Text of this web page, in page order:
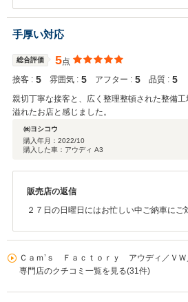
替えの相談に乗って貰いました。 予算・年式
に。 時期が、12月ということもあり、正月も
ことでしたが、1月中旬には他社さんでは、絶
も、私好みでこれ以上無い最高の車を提供し
いろなショップさんとお付き合いしてきました
ように、技術力があり・雰囲気がよく・接客力
ップさんは、日本中探しても数少ないと思い
みる価値がありますよ！ 今後ともよ
かせください。ご納車前の整備ではATFオ
りますのでその後の調子伺いもしたいと思
頂きました自動車保険のドラレコもお取付
ます。大変重宝なシステムで本当にお困り
のでご活用を頂きたいと思います。不具合
しますのでよろしくお願いいたします。
めのコメントを頂き恐縮しております。今
以前と同様にご利用いただけるよう、よろ
今後ともよろしくお願いいたします。
手厚い対応
総合評価 5点
接客 : 5 雰囲気 : 5 アフター : 5 品質 : 5
親切丁寧な接客と、広く整理整頓された整備
溢れたお店と感じました。
㈱ヨシコウ
購入年月： 2022/10
購入した車：アウディ A3
販売店の返信
２７日の日曜日にはお忙しい中ご納車にご
せて頂きますので、今後ともよろしくお願
ありがとうございました。
Ｃａｍ’ｓ Ｆａｃｔｏｒｙ アウディ／Ｖ
専門店のクチコミ一覧を見る(31件)